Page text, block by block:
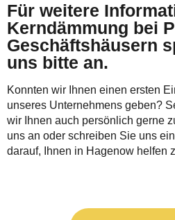
Für weitere
Kerndämmung bei
Geschäftshäusern
uns bitte an.
Konnten wir Ihnen einen ersten
unseres Unternehmens geben?
wir Ihnen auch persönlich gerne
uns an oder schreiben Sie uns
darauf, Ihnen in Hagenow helfen